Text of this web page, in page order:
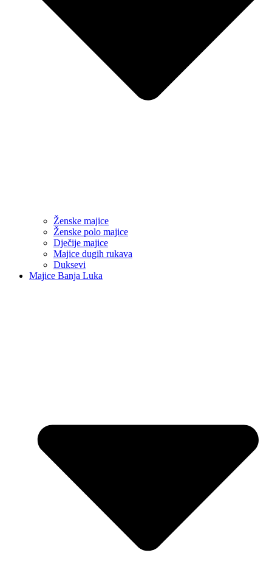
Ženske majice
Ženske polo majice
Dječije majice
Majice dugih rukava
Duksevi
Majice Banja Luka